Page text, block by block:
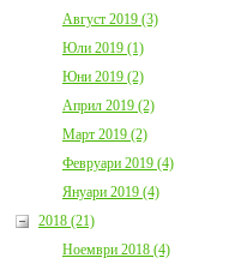
Август 2019 (3)
Юли 2019 (1)
Юни 2019 (2)
Април 2019 (2)
Март 2019 (2)
Февруари 2019 (4)
Януари 2019 (4)
2018 (21)
Ноември 2018 (4)